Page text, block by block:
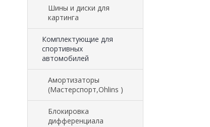
Шины и диски для
картинга
Комплектующие для
спортивных
автомобилей
Амортизаторы
(Мастерспорт,Ohlins )
Блокировка
дифференциала